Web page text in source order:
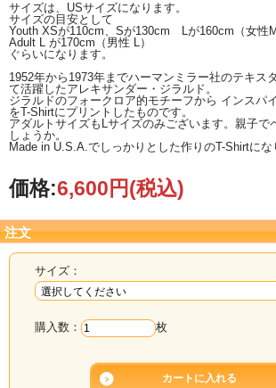
サイズは、USサイズになります。
サイズの目安として
Youth XSが110cm、Sが130cm Lが160cm（女性M
Adult L が170cm（男性 L）
ぐらいになります。
1952年から1973年までハーマンミラー社のテキス
て活躍したアレキサンダー・ジラルド。
ジラルドのフォークロア的モチーフから インスパ
をT-Shirtにプリントしたものです。
アダルトサイズもLサイズのみございます。親子で
しょうか。
Made in U.S.A.でしっかりとした作りのT-Shirtにな
価格:6,600円(税込)
注文
サイズ：
購入数： 枚